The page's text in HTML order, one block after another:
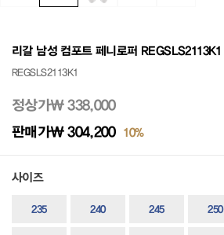
리갈 남성 컴포트 페니로퍼 REGSLS2113K1
REGSLS2113K1
정상가₩ 338,000
판매가₩ 304,200 10%
사이즈
235 240 245 250